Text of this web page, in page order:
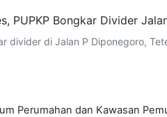
divider di Jalan P Diponegoro,
Perumahan dan Kawasan